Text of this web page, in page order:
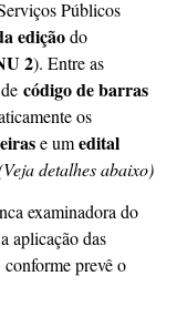
Públicos
ediçãodo
2). Entre as
código de barras
os
e umedital
detalhes abaixo)
examinadora do
aplicação das
conforme prevê o